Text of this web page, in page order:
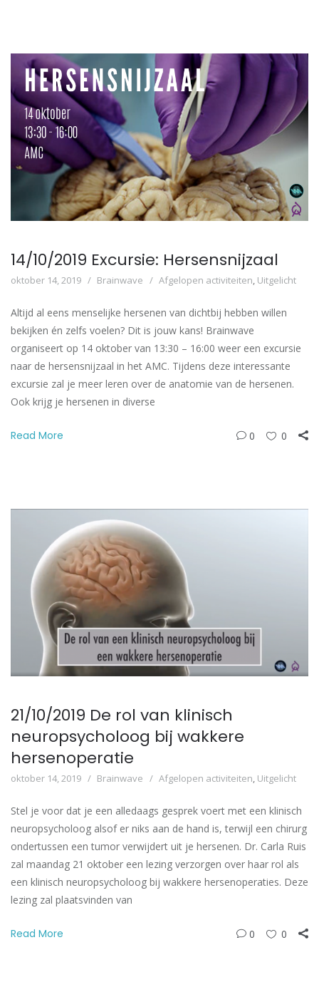
14/10/2019 Excursie: Hersensnijzaal
oktober 14, 2019 Brainwave Afgelopen activiteiten, Uitgelicht
Altijd al eens menselijke hersenen van dichtbij hebben willen
bekijken én zelfs voelen? Dit is jouw kans! Brainwave
organiseert op 14 oktober van 13:30 – 16:00 weer een excursie
naar de hersensnijzaal in het AMC. Tijdens deze interessante
excursie zal je meer leren over de anatomie van de hersenen.
Ook krijg je hersenen in diverse
Read More 0 0
21/10/2019 De rol van klinisch
neuropsycholoog bij wakkere
hersenoperatie
oktober 14, 2019 Brainwave Afgelopen activiteiten, Uitgelicht
Stel je voor dat je een alledaags gesprek voert met een klinisch
neuropsycholoog alsof er niks aan de hand is, terwijl een chirurg
ondertussen een tumor verwijdert uit je hersenen. Dr. Carla Ruis
zal maandag 21 oktober een lezing verzorgen over haar rol als
een klinisch neuropsycholoog bij wakkere hersenoperaties. Deze
lezing zal plaatsvinden van
Read More 0 0